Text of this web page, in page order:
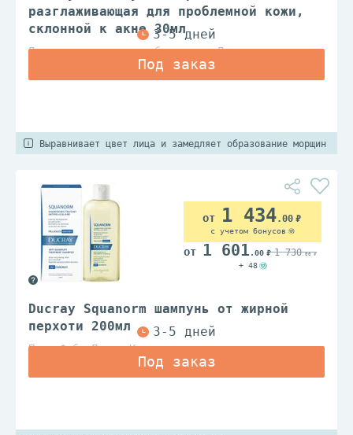
разглаживающая для проблемной кожи,
склонной к акне 30мл
Дерматологические лаборатории Дюкрэ
Выравнивает цвет лица и замедляет образование морщин
Ducray Squanorm шампунь от жирной
перхоти 200мл
Пьер Фабр Дермо Косметик
1 434.00
с учетом бонусов
1 601 .00 1 730.00
+ 48